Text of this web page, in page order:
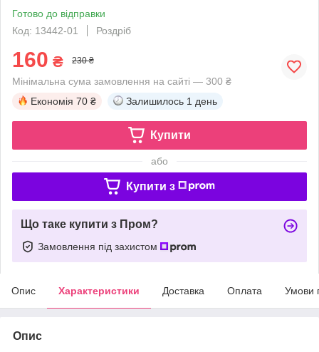
Готово до відправки
Код: 13442-01
Роздріб
160 ₴ 230 ₴
Мінімальна сума замовлення на сайті — 300 ₴
Економія 70 ₴ Залишилось 1 день
Купити
або
Купити з
Що таке купити з Пром?
Замовлення під захистом
Опис Характеристики Доставка Оплата Умови
Опис